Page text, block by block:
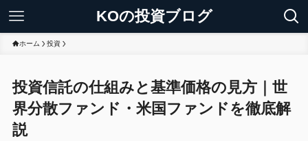
KOの投資ブログ
ホーム 投資
投資信託の仕組みと基準価格の見方｜世
界分散ファンド・米国ファンドを徹底解
説